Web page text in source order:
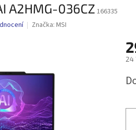
A2HMG-036CZ166335
Značka: MSI
24